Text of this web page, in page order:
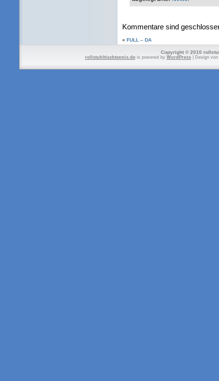
Kommentare sind
« FULL – DA
Copyright © 2010
rollstuhltischtennis.deis powered by WordPress| Design von